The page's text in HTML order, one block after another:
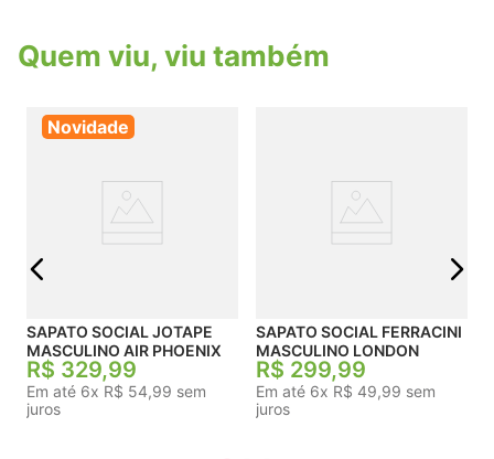
modernidade ao modelo slip-on (calce fácil).
Costura Celeiro Artesanal: A tradicional costura
aparente na parte frontal desenha a silhueta do
formato do bico arredondado com elegância.
Interior Confortável: Forrado em material
projetada para manter os pés secos, arejados e
confortáveis durante todo o dia.
Quem viu, viu também
Novidade
SAPATO SOCIAL JOTAPE
MASCULINO AIR PHOENIX
R$ 329,99
Em até 6x R$ 54,99 sem
juros
SAPATO SOCIAL FERRACINI
MASCULINO LONDON
R$ 299,99
Em até 6x R$ 49,99 sem
juros